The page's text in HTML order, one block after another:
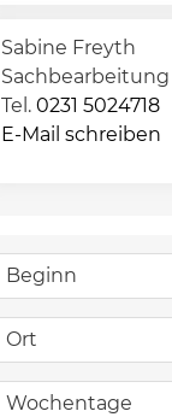
Sabine Freyth
Sachbearbeitung
Tel. 0231 5024718
E-Mail schreiben
Beginn
Ort
Wochentage